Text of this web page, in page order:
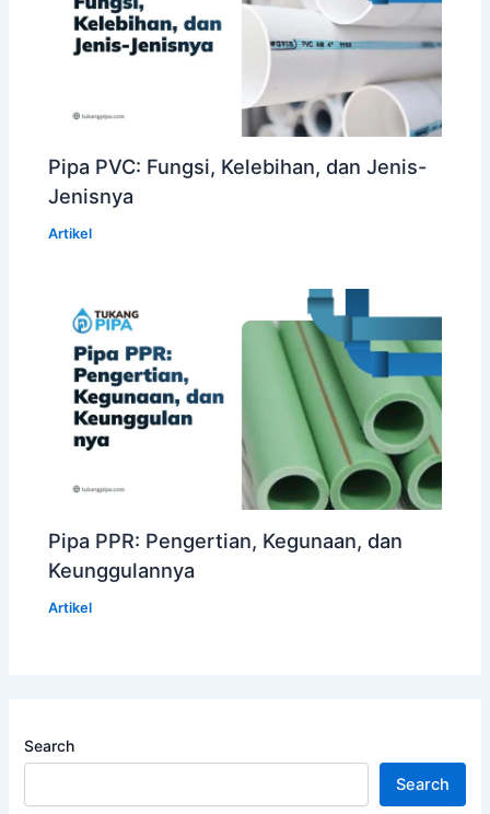
Pipa PVC: Fungsi, Kelebihan, dan Jenis-
Jenisnya
Artikel
Pipa PPR: Pengertian, Kegunaan, dan
Keunggulannya
Artikel
Search
Search